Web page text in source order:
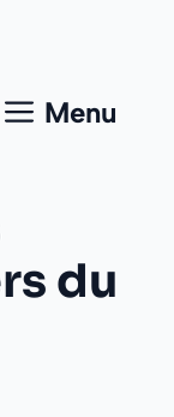
Menu
du